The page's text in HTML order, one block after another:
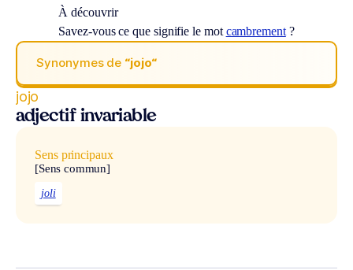
À découvrir
Savez-vous ce que signifie le mot cambrement?
Synonymes de “jojo“
jojo
adjectif invariable
Sens principaux
[Sens commun]
joli